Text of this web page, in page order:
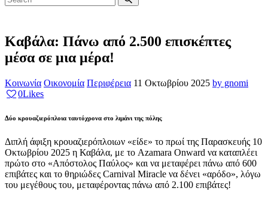
Καβάλα: Πάνω από 2.500 επισκέπτες
μέσα σε μια μέρα!
Κοινωνία Οικονομία Περιφέρεια 11 Οκτωβρίου 2025 by gnomi
0Likes
Δύο κρουαζιερόπλοια ταυτόχρονα στο λιμάνι της πόλης
Διπλή άφιξη κρουαζιερόπλοιων «είδε» το πρωί της Παρασκευής 10
Οκτωβρίου 2025 η Καβάλα, με το Azamara Onward να καταπλέει
πρώτο στο «Απόστολος Παύλος» και να μεταφέρει πάνω από 600
επιβάτες και το θηριώδες Carnival Miracle να δένει «αρόδο», λόγω
του μεγέθους του, μεταφέροντας πάνω από 2.100 επιβάτες!